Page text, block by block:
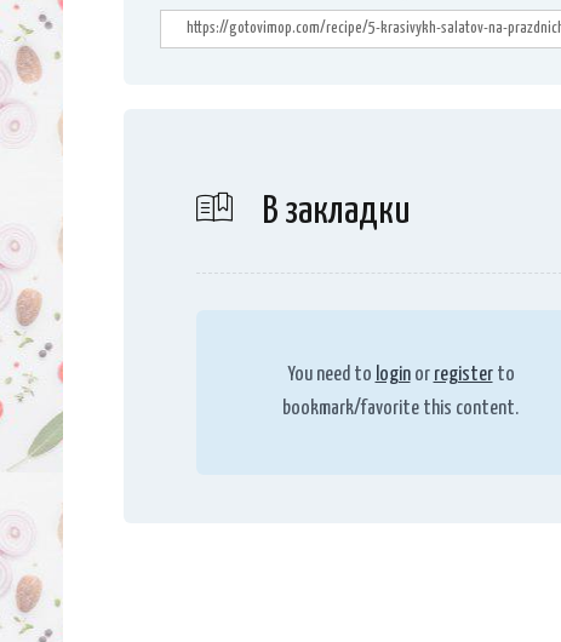
В закладки
You need to loginor registerto
bookmark/favorite this content.